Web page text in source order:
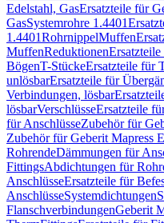
Edelstahl, GasErsatzteile für
GasSystemrohre 1.4401
1.4401RohrnippelMuffen
MuffenReduktionen
BögenT-StückeErsatzteile für
unlösbarErsatzteile für
Verbindungen, lösbar
lösbarVerschlüsseErsatzteile
für AnschlüsseZubehör für
Zubehör für Geberit Mapress
RohrendeDämmungen für
FittingsAbdichtungen für
AnschlüsseErsatzteile für
AnschlüsseSystemdichtungen
FlanschverbindungenGeberit